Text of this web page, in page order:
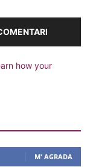
how your
M' AGRADA